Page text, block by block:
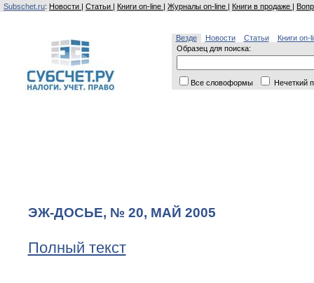
Subschet.ru: Новости | Статьи | Книги on-line | Журналы on-line | Книги в продаже |
Везде Новости Статьи
Книги on-
Образец для поиска:
Все словоформы Нечеткий
ЭЖ-ДОСЬЕ, № 20, МАЙ 2005
Полный текст